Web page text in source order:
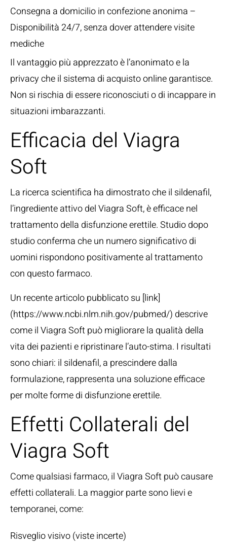
Consegna a domicilio in confezione anonima –
Disponibilità 24/7, senza dover attendere visite
mediche
Il vantaggio più apprezzato è l’anonimato e la
privacy che il sistema di acquisto online garantisce.
Non si rischia di essere riconosciuti o di incappare in
situazioni imbarazzanti.
Efficacia del Viagra
Soft
La ricerca scientifica ha dimostrato che il sildenafil,
l’ingrediente attivo del Viagra Soft, è efficace nel
trattamento della disfunzione erettile. Studio dopo
studio conferma che un numero significativo di
uomini rispondono positivamente al trattamento
con questo farmaco.
Un recente articolo pubblicato su [link]
(https://www.ncbi.nlm.nih.gov/pubmed/) descrive
come il Viagra Soft può migliorare la qualità della
vita dei pazienti e ripristinare l’auto-stima. I risultati
sono chiari: il sildenafil, a prescindere dalla
formulazione, rappresenta una soluzione efficace
per molte forme di disfunzione erettile.
Effetti Collaterali del
Viagra Soft
Come qualsiasi farmaco, il Viagra Soft può causare
effetti collaterali. La maggior parte sono lievi e
temporanei, come:
Risveglio visivo (viste incerte)